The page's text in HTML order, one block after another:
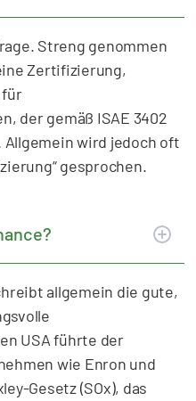
Streng genommen
Zertifizierung,
der gemäß ISAE 3402
wird jedoch oft
gesprochen.
allgemein die gute,
USA führte der
wie Enron und
Gesetz (SOx), das